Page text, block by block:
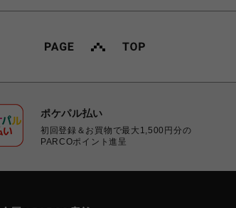
ポケパル払い
初回登録＆お買物で最大1,500円分の
PARCOポイント進呈